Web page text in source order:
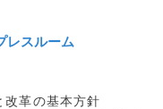
レスルーム
革の基本方針